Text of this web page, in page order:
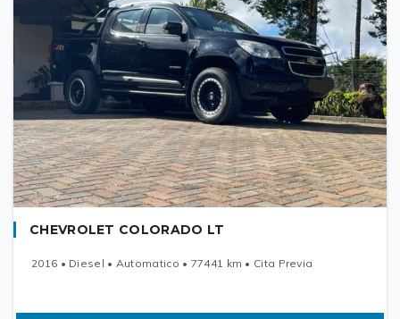
CHEVROLET COLORADO LT
2016 • Diesel • Automatico • 77441 km • Cita Previa